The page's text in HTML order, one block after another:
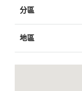
分區
地區